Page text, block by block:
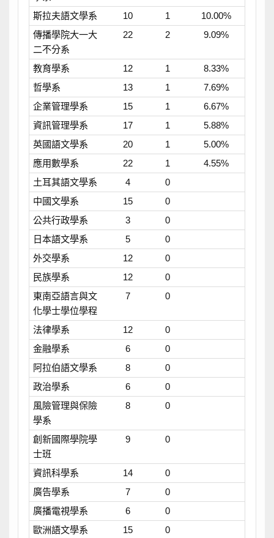
斯拉夫語文學系 10 1
10.00%
傳播學院大一大
二不分系
22 2 9.09%
教育學系 12 1
8.33%
哲學系
13 1
7.69%
企業管理學系
15 1
6.67%
資訊管理學系
17 1
5.88%
英國語文學系
20 1
5.00%
應用數學系
22 1
4.55%
土耳其語文學系
4
0
中國文學系
15
0
公共行政學系
3
0
日本語文學系
5
0
外交學系
12
0
民族學系
12
0
東南亞語言與文
化學士學位學程
7 0
法律學系 12
0
金融學系
6
0
阿拉伯語文學系
8
0
政治學系
6
0
風險管理與保險
學系
8 0
創新國際學院學
士班
9 0
資訊科學系 14
0
廣告學系
7
0
廣播電視學系
6
0
歐洲語文學系
15
0